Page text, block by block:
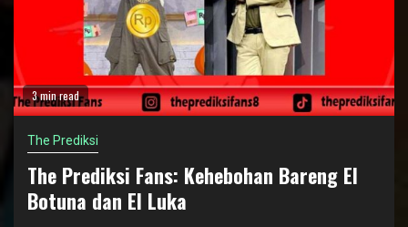
3 min read
The Prediksi
The Prediksi Fans: Kehebohan Bareng El
Botuna dan El Luka